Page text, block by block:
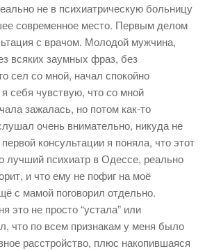
не в психиатрическую больницу
современное место. Первым делом
с врачом. Молодой мужчина,
всяких заумных фраз, без
сел со мной, начал спокойно
себя чувствую, что со мной
зажалась, но потом как-то
очень внимательно, никуда не
консультации я поняла, что этот
лучший психиатр в Одессе, реально
и что ему не пофиг на моё
с мамой поговорил отдельно.
это не просто “устала” или
что по всем признакам у меня было
расстройство, плюс накопившаяся